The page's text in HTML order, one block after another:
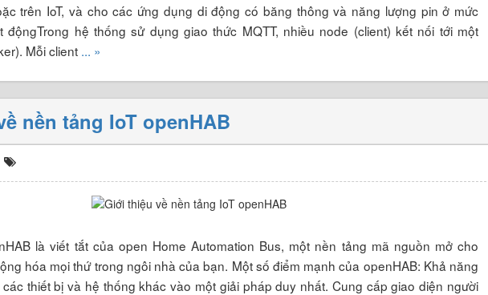
trên IoT, và cho các ứng dụng di động có băng thông và năng lượng pin ở mức
độngTrong hệ thống sử dụng giao thức MQTT, nhiều node (client) kết nối tới một
Mỗi client ... »
nền tảng IoT openHAB
là viết tắt của open Home Automation Bus, một nền tảng mã nguồn mở cho
hóa mọi thứ trong ngôi nhà của bạn. Một số điểm mạnh của openHAB: Khả năng
thiết bị và hệ thống khác vào một giải pháp duy nhất. Cung cấp giao diện người